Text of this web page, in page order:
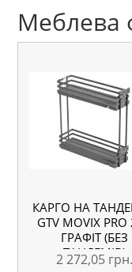
Меблева
КАРГО НА
GTV MOVIX PRO
ГРАФІТ (БЕЗ
ТАНДЕМІВ)
2 272,05 грн.